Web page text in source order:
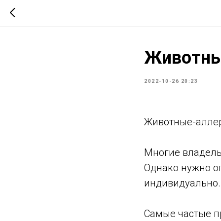
2022-10-26 20:23
Животные-
Многие
Однако нужно
индивидуально.
Самые частые